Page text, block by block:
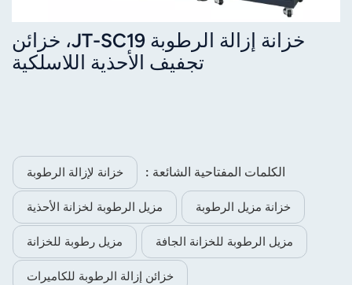
خزانة إزالة الرطوبة JT-SC19، خزائن
تجفيف الأحذية اللاسلكية
الكلمات المفتاحية الشائعة : خزانة لإزالة الرطوبة
خزانة مزيل الرطوبة مزيل الرطوبة لخزانة الأحذية
مزيل الرطوبة للخزانة الجافة مزيل رطوبة للخزانة
خزائن إزالة الرطوبة للكاميرات